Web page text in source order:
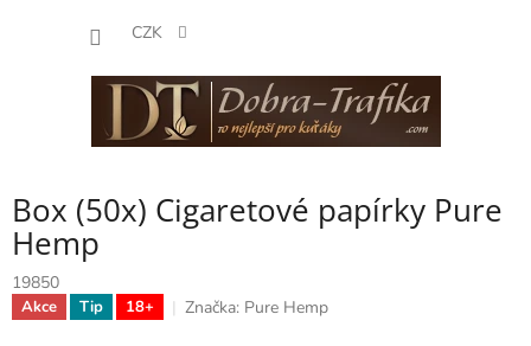
CZK
Box (50x) Cigaretové papírky Pure
Hemp
19850
Akce Tip 18+ Značka: Pure Hemp